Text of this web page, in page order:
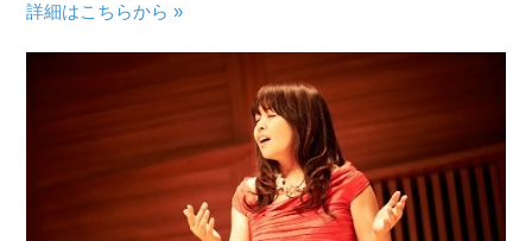
詳細はこちらから »